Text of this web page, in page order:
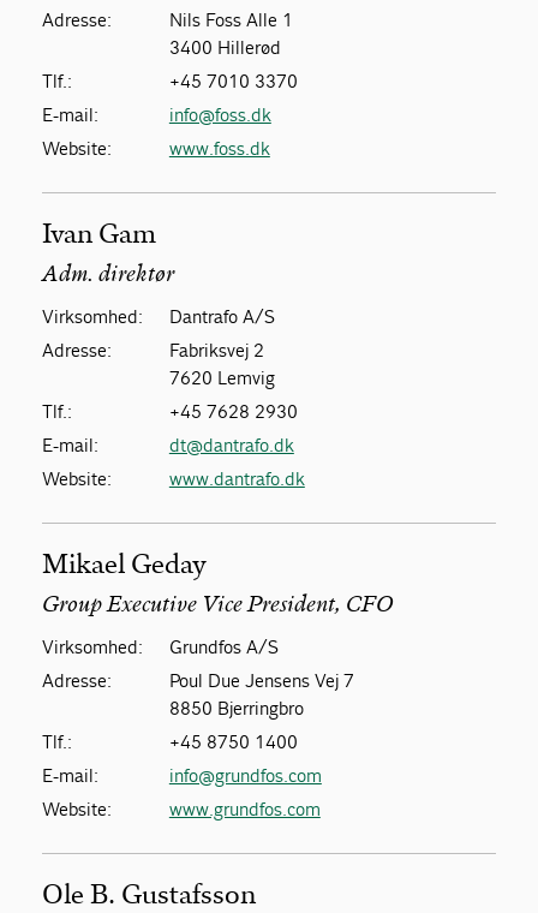
Adresse:
Nils Foss Alle 1
3400 Hillerød
Tlf.:
+45 7010 3370
E-mail:
info@foss.dk
Website:
www.foss.dk
Ivan Gam
Adm. direktør
Virksomhed:
Dantrafo A/S
Adresse:
Fabriksvej 2
7620 Lemvig
Tlf.:
+45 7628 2930
E-mail:
dt@dantrafo.dk
Website:
www.dantrafo.dk
Mikael Geday
Group Executive Vice President, CFO
Virksomhed:
Grundfos A/S
Adresse:
Poul Due Jensens Vej 7
8850 Bjerringbro
Tlf.:
+45 8750 1400
E-mail:
info@grundfos.com
Website:
www.grundfos.com
Ole B. Gustafsson